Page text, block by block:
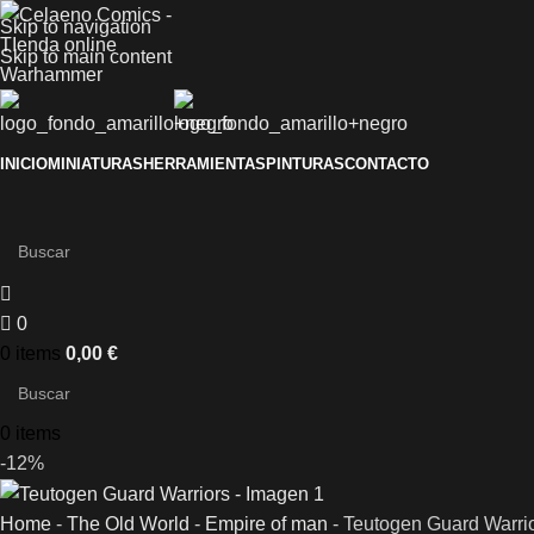
Skip to navigation
Skip to main content
INICIOMINIATURASHERRAMIENTASPINTURASCONTACTO
0
0 items 0,00 €
0 items
-12%
Home - The Old World - Empire of man - Teutogen Guard